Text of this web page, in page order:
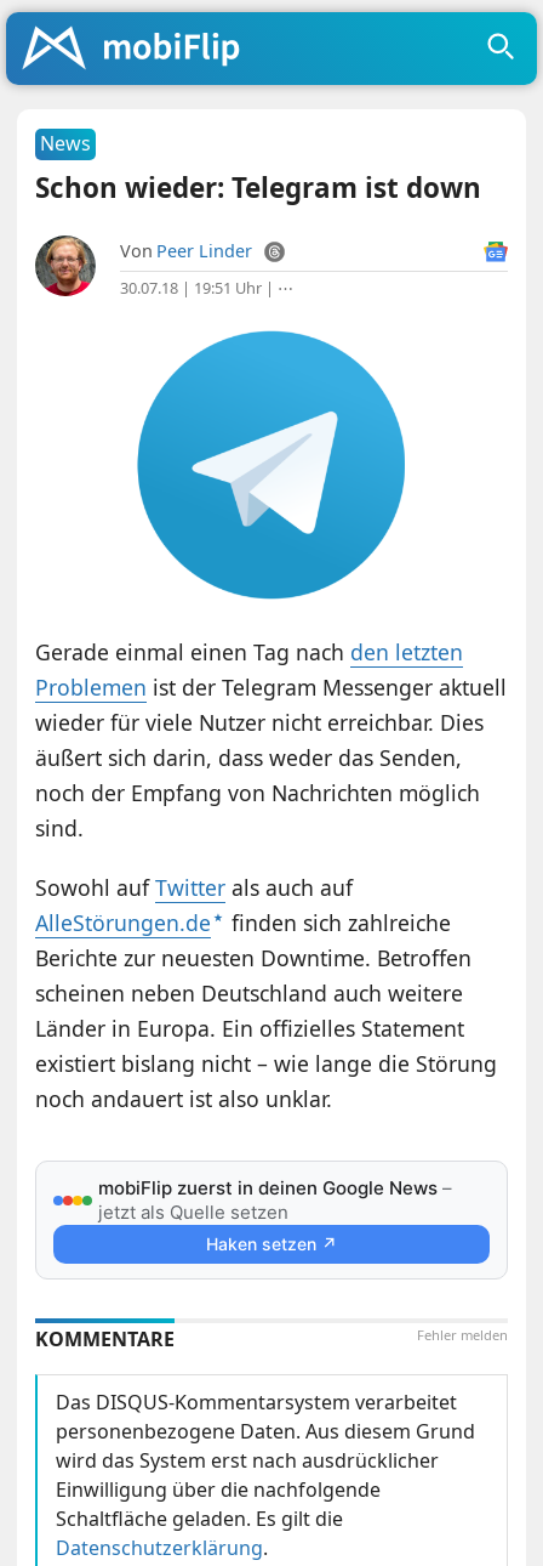
News
Schon wieder: Telegram ist down
Von Peer Linder
30.07.18 | 19:51 Uhr | ⋯
Gerade einmal einen Tag nach den letzten
Problemen ist der Telegram Messenger aktuell
wieder für viele Nutzer nicht erreichbar. Dies
äußert sich darin, dass weder das Senden,
noch der Empfang von Nachrichten möglich
sind.
Sowohl aufTwitter als auch auf
AlleStörungen.de
finden sich zahlreiche
Berichte zur neuesten Downtime. Betroffen
scheinen neben Deutschland auch weitere
Länder in Europa. Ein offizielles Statement
existiert bislang nicht – wie lange die Störung
noch andauert ist also unklar.
mobiFlip zuerst in deinen Google News –
jetzt als Quelle setzen
Haken setzen ↗
Fehler melden
KOMMENTARE
Das DISQUS-Kommentarsystem verarbeitet
personenbezogene Daten. Aus diesem Grund
wird das System erst nach ausdrücklicher
Einwilligung über die nachfolgende
Schaltfläche geladen. Es gilt die
Datenschutzerklärung.